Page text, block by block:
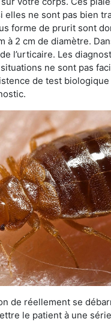
elles ne sont pas bien
forme de prurit sont
à 2 cm de diamètre.
l’urticaire. Les
ne sont pas
de test
de réellement se
le patient à une